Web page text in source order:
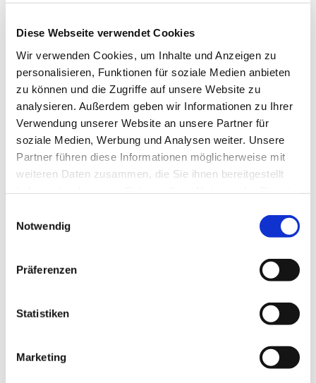
Diese Webseite verwendet Cookies
Wir verwenden Cookies, um Inhalte und Anzeigen zu
personalisieren, Funktionen für soziale Medien anbieten
zu können und die Zugriffe auf unsere Website zu
analysieren. Außerdem geben wir Informationen zu Ihrer
Verwendung unserer Website an unsere Partner für
soziale Medien, Werbung und Analysen weiter. Unsere
Partner führen diese Informationen möglicherweise mit
weiteren Daten zusammen, die Sie ihnen bereitgestellt
Notwendig
Präferenzen
Statistiken
Marketing
Dies könnte Sie auch
interessieren